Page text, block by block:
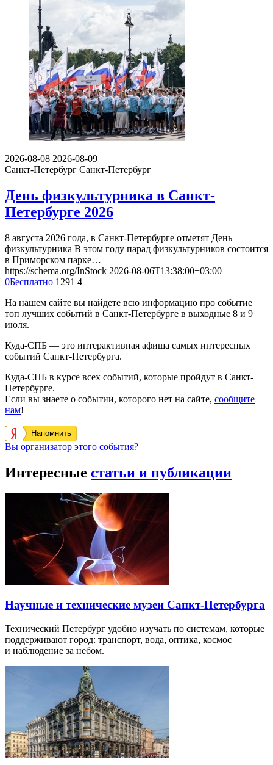
2026-08-08 2026-08-09
Санкт-Петербург Санкт-Петербург
День физкультурника в Санкт-
Петербурге 2026
8 августа 2026 года, в Санкт-Петербурге отметят День
физкультурника В этом году парад физкультурников состоится
в Приморском парке…
https://schema.org/InStock 2026-08-06T13:38:00+03:00
0Бесплатно 1291 4
На нашем сайте вы найдете всю информацию про событие
топ лучших событий в Санкт-Петербурге в выходные 8 и 9
июля.
Куда-СПБ — это интерактивная афиша самых интересных
событий Санкт-Петербурга.
Куда-СПБ в курсе всех событий, которые пройдут в Санкт-
Петербурге.
Если вы знаете о событии, которого нет на сайте, сообщите
нам!
Напомнить
Вы организатор этого события?
Интересные статьи и публикации
Научные и технические музеи Санкт-Петербурга
Технический Петербург удобно изучать по системам, которые
поддерживают город: транспорт, вода, оптика, космос
и наблюдение за небом.